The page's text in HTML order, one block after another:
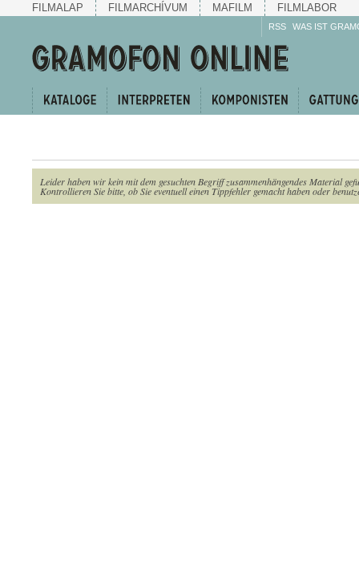
FILMALAP FILMARCHÍVUM MAFILM FILMLABOR
RSS WAS IST
Leider haben wir kein mit dem gesuchten Begriff zusammenhängendes Material
Kontrollieren Sie bitte, ob Sie eventuell einen Tippfehler gemacht haben oder